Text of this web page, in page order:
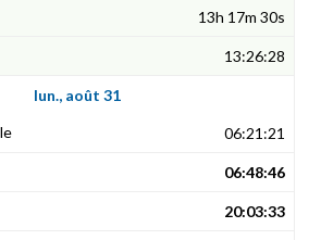
13h 17m 30s
13:26:28
lun., août 31
06:21:21
06:48:46
20:03:33